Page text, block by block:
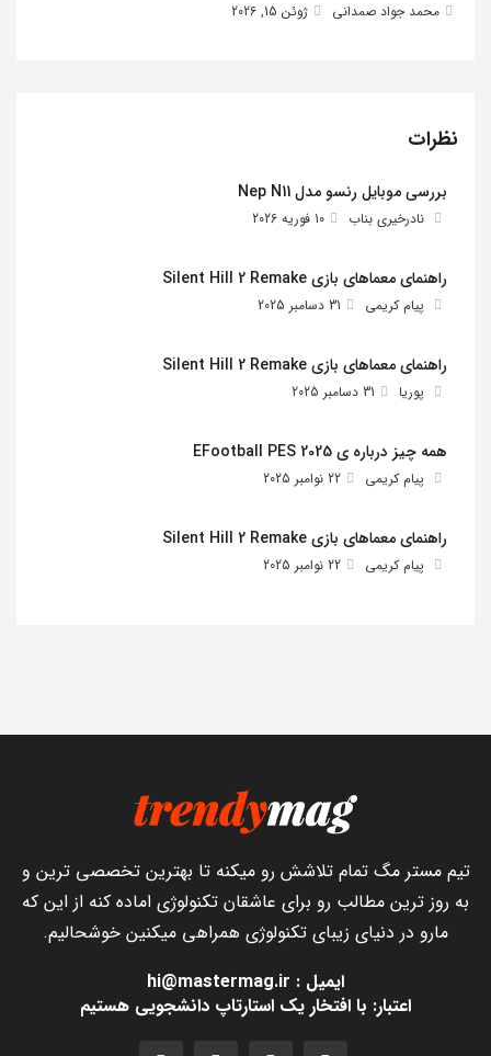
محمد جواد صمدانی ژوئن 15, 2026
نظرات
بررسی موبایل رنسو مدل Nep N11
نادرخیری بناب 10 فوریه 2026
راهنمای معماهای بازی Silent Hill 2 Remake
پیام کریمی 31 دسامبر 2025
راهنمای معماهای بازی Silent Hill 2 Remake
پوریا 31 دسامبر 2025
همه چیز درباره ی EFootball PES 2025
پیام کریمی 22 نوامبر 2025
راهنمای معماهای بازی Silent Hill 2 Remake
پیام کریمی 22 نوامبر 2025
تیم مستر مگ تمام تلاشش رو میکنه تا بهترین تخصصی ترین و
به روز ترین مطالب رو برای عاشقان تکنولوژی اماده کنه از این که
مارو در دنیای زیبای تکنولوژی همراهی میکنین خوشحالیم.
ایمیل : hi@mastermag.ir
اعتبار: با افتخار یک استارتاپ دانشجویی هستیم